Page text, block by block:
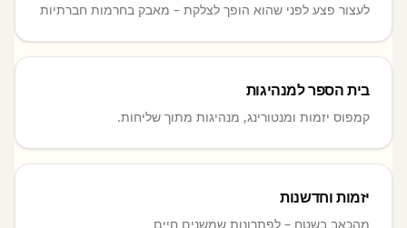
לעצור פצע לפני שהוא הופך לצלקת – מאבק בחרמות חברתיות
בית הספר למנהיגות
קמפוס יזמות ומנטורינג, מנהיגות מתוך שליחות.
יזמות וחדשנות
מהכאב בשטח – לפתרונות שמשנים חיים